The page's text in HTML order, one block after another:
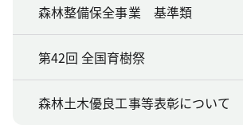
森林整備保全事業 基準類
第42回 全国育樹祭
森林土木優良工事等表彰について